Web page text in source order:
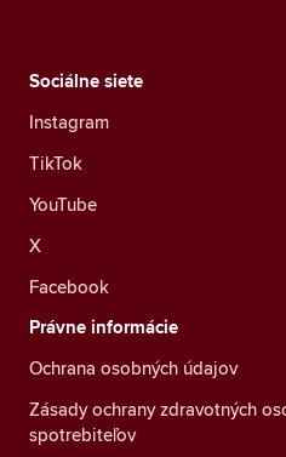
Sociálne siete
Instagram
TikTok
YouTube
X
Facebook
Právne informácie
Ochrana osobných údajov
Zásady ochrany zdravotných
spotrebiteľov